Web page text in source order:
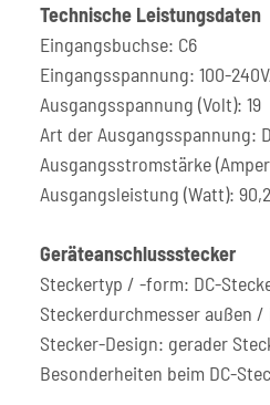
Technische Leistungsdaten
Eingangsbuchse: C6
Eingangsspannung: 100-
Ausgangsspannung (Volt): 19
Art der Ausgangsspannung:
Ausgangsstromstärke
Ausgangsleistung (Watt):
Geräteanschlussstecker
Steckertyp / -form: DC-
Steckerdurchmesser außen
Stecker-Design: gerader
Besonderheiten beim DC-